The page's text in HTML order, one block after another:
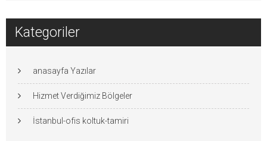
Kategoriler
anasayfa Yazılar
Hizmet Verdiğimiz Bölgeler
İstanbul-ofis koltuk-tamiri